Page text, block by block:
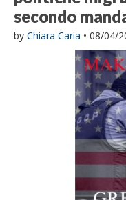
secondo
by Chiara Caria • 08/04/